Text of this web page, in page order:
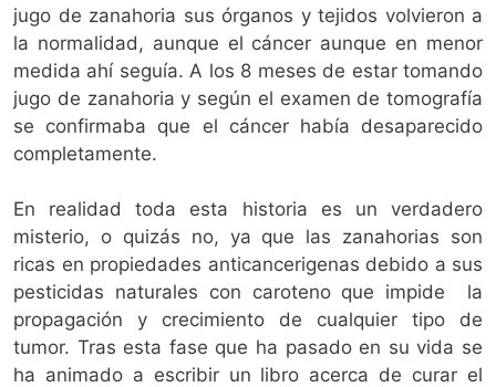
jugo de zanahoria sus órganos y tejidos volvieron a
la normalidad, aunque el cáncer aunque en menor
medida ahí seguía. A los 8 meses de estar tomando
jugo de zanahoria y según el examen de tomografía
se confirmaba que el cáncer había desaparecido
completamente.
En realidad toda esta historia es un verdadero
misterio, o quizás no, ya que las zanahorias son
ricas en propiedades anticancerigenas debido a sus
pesticidas naturales con caroteno que impide la
propagación y crecimiento de cualquier tipo de
tumor. Tras esta fase que ha pasado en su vida se
ha animado a escribir un libro acerca de curar el